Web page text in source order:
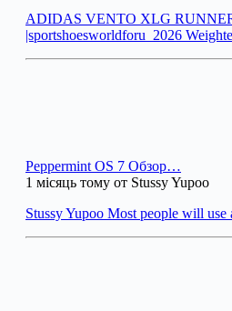
ADIDAS VENTO XLG RUNNER
|sportshoesworldforu_2026
Peppermint OS 7 Обзор…
1 місяць тому от Stussy Yupoo
Stussy Yupoo Most people will